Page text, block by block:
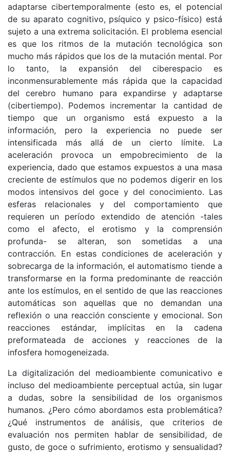
adaptarse cibertemporalmente (esto es, el potencial
de su aparato cognitivo, psíquico y psico-físico) está
sujeto a una extrema solicitación. El problema esencial
es que los ritmos de la mutación tecnológica son
mucho más rápidos que los de la mutación mental. Por
lo tanto, la expansión del ciberespacio es
inconmensurablemente más rápida que la capacidad
del cerebro humano para expandirse y adaptarse
(cibertiempo). Podemos incrementar la cantidad de
tiempo que un organismo está expuesto a la
información, pero la experiencia no puede ser
intensificada más allá de un cierto límite. La
aceleración provoca un empobrecimiento de la
experiencia, dado que estamos expuestos a una masa
creciente de estímulos que no podemos digerir en los
modos intensivos del goce y del conocimiento. Las
esferas relacionales y del comportamiento que
requieren un período extendido de atención -tales
como el afecto, el erotismo y la comprensión
profunda- se alteran, son sometidas a una
contracción. En estas condiciones de aceleración y
sobrecarga de la información, el automatismo tiende a
transformarse en la forma predominante de reacción
ante los estímulos, en el sentido de que las reacciones
automáticas son aquellas que no demandan una
reflexión o una reacción consciente y emocional. Son
reacciones estándar, implícitas en la cadena
preformateada de acciones y reacciones de la
infosfera homogeneizada.
La digitalización del medioambiente comunicativo e
incluso del medioambiente perceptual actúa, sin lugar
a dudas, sobre la sensibilidad de los organismos
humanos. ¿Pero cómo abordamos esta problemática?
¿Qué instrumentos de análisis, que criterios de
evaluación nos permiten hablar de sensibilidad, de
gusto, de goce o sufrimiento, erotismo y sensualidad?